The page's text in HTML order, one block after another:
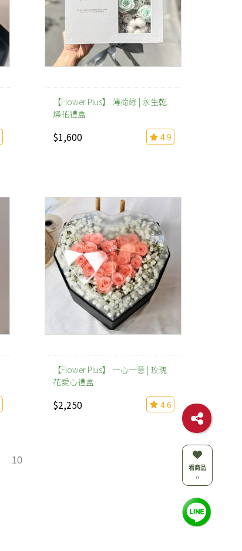
【Flower Plus】 薄荷綠 | 永生乾
燥花禮盒
$1,600 4.9
【Flower Plus】 一心一意 | 玫瑰
花愛心禮盒
$2,250 4.6
10
看商品
0